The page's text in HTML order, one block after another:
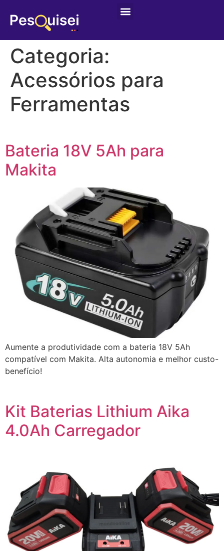
Categoria:
Acessórios para
Ferramentas
Bateria 18V 5Ah para
Makita
Aumente a produtividade com a bateria 18V 5Ah
compatível com Makita. Alta autonomia e melhor custo-
benefício!
Kit Baterias Lithium Aika
4.0Ah Carregador